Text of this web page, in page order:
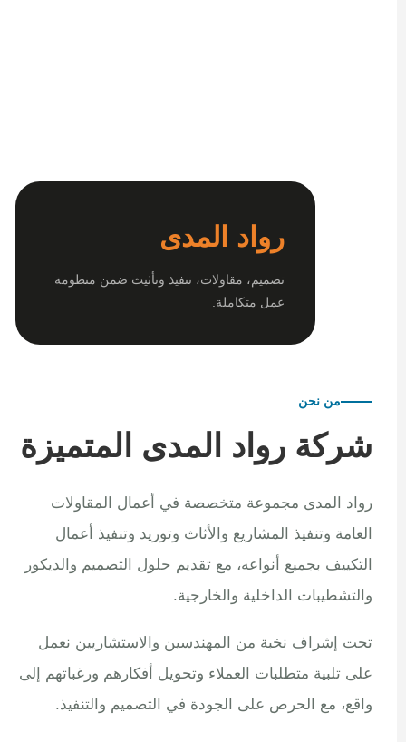
رواد المدى
تصميم، مقاولات، تنفيذ وتأثيث ضمن منظومة
عمل متكاملة.
من نحن
شركة رواد المدى المتميزة
رواد المدى مجموعة متخصصة في أعمال المقاولات
العامة وتنفيذ المشاريع والأثاث وتوريد وتنفيذ أعمال
التكييف بجميع أنواعه، مع تقديم حلول التصميم والديكور
والتشطيبات الداخلية والخارجية.
تحت إشراف نخبة من المهندسين والاستشاريين نعمل
على تلبية متطلبات العملاء وتحويل أفكارهم ورغباتهم إلى
واقع، مع الحرص على الجودة في التصميم والتنفيذ.